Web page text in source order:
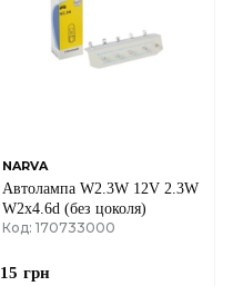
NARVA
Автолампа W2.3W 12V 2.3W
W2х4.6d (без цоколя)
Код: 170733000
15 грн